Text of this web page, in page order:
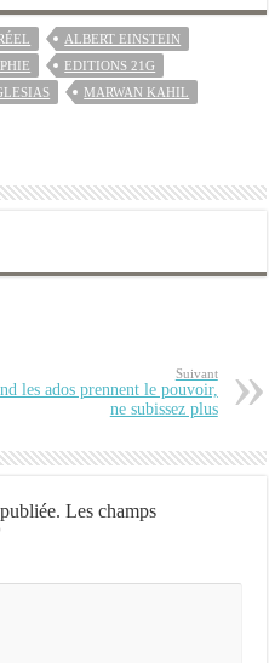
ALBERT EINSTEIN
EDITIONS 21G
MARWAN KAHIL
Suivant
les ados prennent le pouvoir,
ne subissez plus
Les champs